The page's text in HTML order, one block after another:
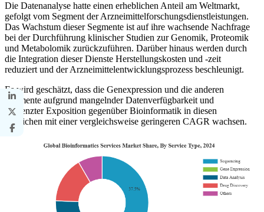
Die Datenanalyse hatte einen erheblichen Anteil am Weltmarkt,
gefolgt vom Segment der Arzneimittelforschungsdienstleistungen.
Das Wachstum dieser Segmente ist auf ihre wachsende Nachfrage
bei der Durchführung klinischer Studien zur Genomik, Proteomik
und Metabolomik zurückzuführen. Darüber hinaus werden durch
die Integration dieser Dienste Herstellungskosten und -zeit
reduziert und der Arzneimittelentwicklungsprozess beschleunigt.
Es wird geschätzt, dass die Genexpression und die anderen
Segmente aufgrund mangelnder Datenverfügbarkeit und
begrenzter Exposition gegenüber Bioinformatik in diesen
Bereichen mit einer vergleichsweise geringeren CAGR wachsen.